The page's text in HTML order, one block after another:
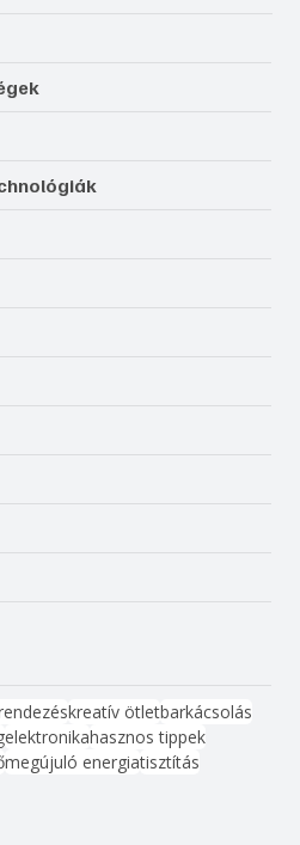
kreatív ötletbarkácsolás
elektronikahasznos tippek
megújuló energiatisztítás